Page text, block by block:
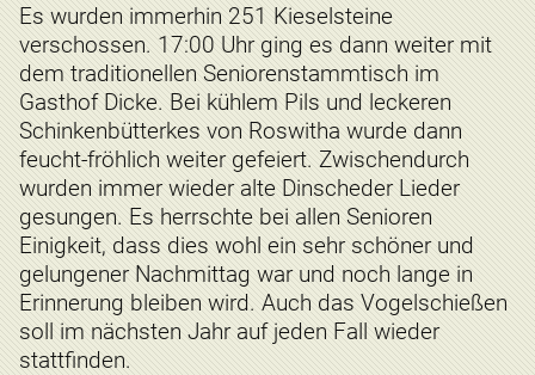
Es wurden immerhin 251 Kieselsteine
verschossen. 17:00 Uhr ging es dann weiter mit
dem traditionellen Seniorenstammtisch im
Gasthof Dicke. Bei kühlem Pils und leckeren
Schinkenbütterkes von Roswitha wurde dann
feucht-fröhlich weiter gefeiert. Zwischendurch
wurden immer wieder alte Dinscheder Lieder
gesungen. Es herrschte bei allen Senioren
Einigkeit, dass dies wohl ein sehr schöner und
gelungener Nachmittag war und noch lange in
Erinnerung bleiben wird. Auch das Vogelschießen
soll im nächsten Jahr auf jeden Fall wieder
stattfinden.